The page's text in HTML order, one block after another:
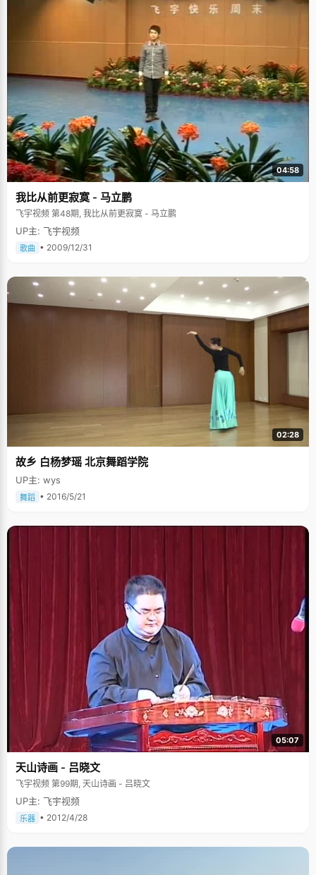
04:58
我比从前更寂寞 - 马立鹏
飞宇视频 第48期, 我比从前更寂寞 - 马立鹏
UP主: 飞宇视频
歌曲 • 2009/12/31
02:28
故乡 白杨梦瑶 北京舞蹈学院
UP主: wys
舞蹈 • 2016/5/21
05:07
天山诗画 - 吕晓文
飞宇视频 第99期, 天山诗画 - 吕晓文
UP主: 飞宇视频
乐器 • 2012/4/28